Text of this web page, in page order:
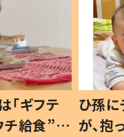
な80歳じいじ
…ひ孫の反応に